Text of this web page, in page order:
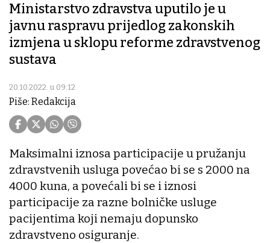
Ministarstvo zdravstva uputilo je u
javnu raspravu prijedlog zakonskih
izmjena u sklopu reforme zdravstvenog
sustava
20.10.2022. u 09:12
Piše: Redakcija
Maksimalni iznosa participacije u pružanju
zdravstvenih usluga povećao bi se s 2000 na
4000 kuna, a povećali bi se i iznosi
participacije za razne bolničke usluge
pacijentima koji nemaju dopunsko
zdravstveno osiguranje.